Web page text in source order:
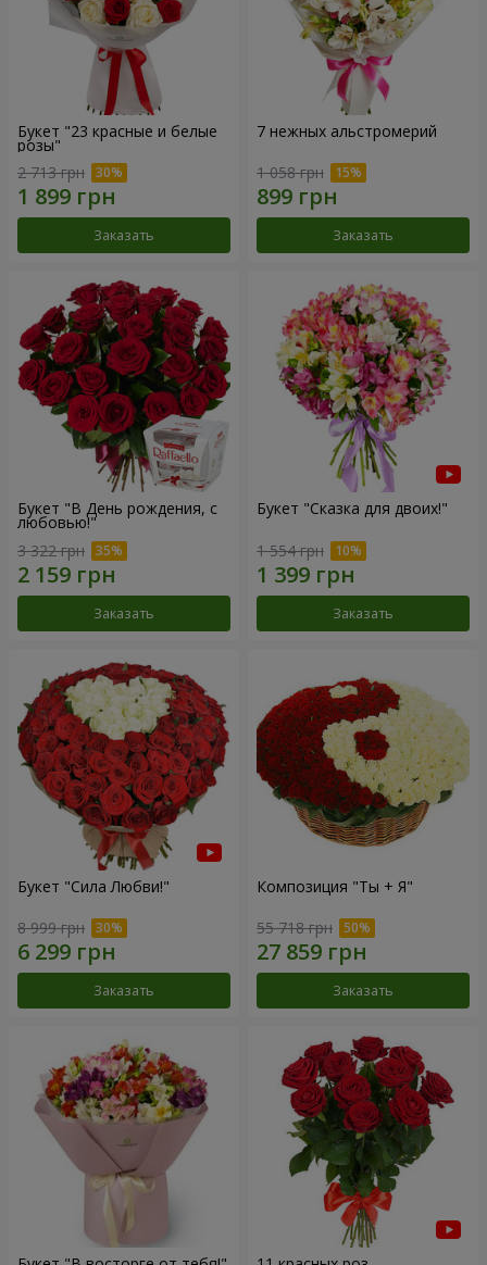
Букет "23 красные и белые
розы"
2 713 грн
Заказать
7 нежных альстромерий
1 058 грн
Заказать
Букет "В День рождения, с
любовью!"
3 322 грн
Заказать
Букет "Сказка для двоих!"
1 554 грн
Заказать
Букет "Сила Любви!"
8 999 грн
Заказать
Композиция "Ты + Я"
55 718 грн
Заказать